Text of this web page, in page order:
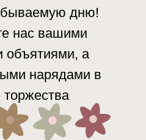
дню!
нас вашими
объятиями, а
нарядами в
торжества